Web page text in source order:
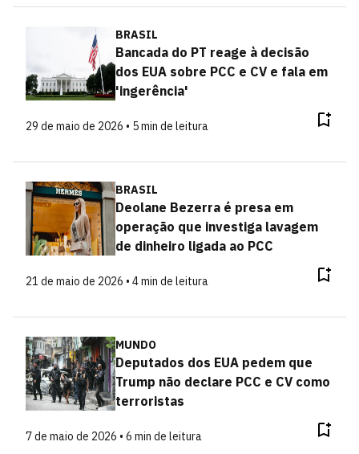
BRASIL
Bancada do PT reage à decisão
dos EUA sobre PCC e CV e fala em
'ingerência'
29 de maio de 2026 • 5 min de leitura
BRASIL
Deolane Bezerra é presa em
operação que investiga lavagem
de dinheiro ligada ao PCC
21 de maio de 2026 • 4 min de leitura
MUNDO
Deputados dos EUA pedem que
Trump não declare PCC e CV como
terroristas
7 de maio de 2026 • 6 min de leitura